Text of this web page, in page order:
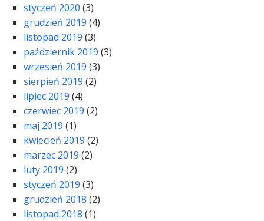
styczeń 2020 (3)
grudzień 2019 (4)
listopad 2019 (3)
październik 2019 (3)
wrzesień 2019 (3)
sierpień 2019 (2)
lipiec 2019 (4)
czerwiec 2019 (2)
maj 2019 (1)
kwiecień 2019 (2)
marzec 2019 (2)
luty 2019 (2)
styczeń 2019 (3)
grudzień 2018 (2)
listopad 2018 (1)